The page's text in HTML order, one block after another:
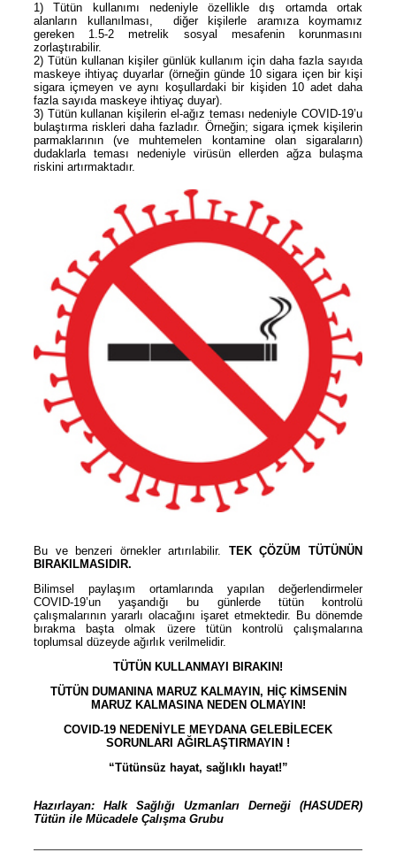
1) Tütün kullanımı nedeniyle özellikle dış ortamda ortak
alanların kullanılması, diğer kişilerle aramıza koymamız
gereken 1.5-2 metrelik sosyal mesafenin korunmasını
zorlaştırabilir.
2) Tütün kullanan kişiler günlük kullanım için daha fazla sayıda
maskeye ihtiyaç duyarlar (örneğin günde 10 sigara içen bir kişi
sigara içmeyen ve aynı koşullardaki bir kişiden 10 adet daha
fazla sayıda maskeye ihtiyaç duyar).
3) Tütün kullanan kişilerin el-ağız teması nedeniyle COVID-19’u
bulaştırma riskleri daha fazladır. Örneğin; sigara içmek kişilerin
parmaklarının (ve muhtemelen kontamine olan sigaraların)
dudaklarla teması nedeniyle virüsün ellerden ağza bulaşma
riskini artırmaktadır.
Bu ve benzeri örnekler artırılabilir. TEK ÇÖZÜM TÜTÜNÜN
BIRAKILMASIDIR.
Bilimsel paylaşım ortamlarında yapılan değerlendirmeler
COVID-19’un yaşandığı bu günlerde tütün kontrolü
çalışmalarının yararlı olacağını işaret etmektedir. Bu dönemde
bırakma başta olmak üzere tütün kontrolü çalışmalarına
toplumsal düzeyde ağırlık verilmelidir.
TÜTÜN KULLANMAYI BIRAKIN!
TÜTÜN DUMANINA MARUZ KALMAYIN, HİÇ KİMSENİN
MARUZ KALMASINA NEDEN OLMAYIN!
COVID-19 NEDENİYLE MEYDANA GELEBİLECEK
SORUNLARI AĞIRLAŞTIRMAYIN !
“Tütünsüz hayat, sağlıklı hayat!”
Hazırlayan: Halk Sağlığı Uzmanları Derneği (HASUDER)
Tütün ile Mücadele Çalışma Grubu